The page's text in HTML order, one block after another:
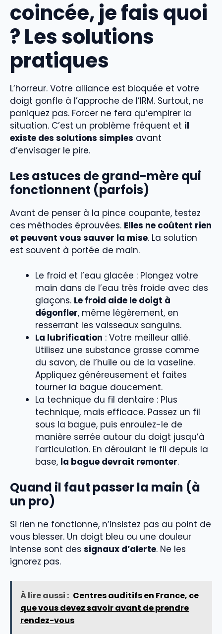
coincée, je fais quoi
? Les solutions
pratiques
L’horreur. Votre alliance est bloquée et votre
doigt gonfle à l’approche de l’IRM. Surtout, ne
paniquez pas. Forcer ne fera qu’empirer la
situation. C’est un problème fréquent et il
existe des solutions simples avant
d’envisager le pire.
Les astuces de grand-mère qui
fonctionnent (parfois)
Avant de penser à la pince coupante, testez
ces méthodes éprouvées. Elles ne coûtent rien
et peuvent vous sauver la mise. La solution
est souvent à portée de main.
Le froid et l’eau glacée : Plongez votre
main dans de l’eau très froide avec des
glaçons. Le froid aide le doigt à
dégonfler, même légèrement, en
resserrant les vaisseaux sanguins.
La lubrification : Votre meilleur allié.
Utilisez une substance grasse comme
du savon, de l’huile ou de la vaseline.
Appliquez généreusement et faites
tourner la bague doucement.
La technique du fil dentaire : Plus
technique, mais efficace. Passez un fil
sous la bague, puis enroulez-le de
manière serrée autour du doigt jusqu’à
l’articulation. En déroulant le fil depuis la
base, la bague devrait remonter.
Quand il faut passer la main (à
un pro)
Si rien ne fonctionne, n’insistez pas au point de
vous blesser. Un doigt bleu ou une douleur
intense sont des signaux d’alerte. Ne les
ignorez pas.
À lire aussi : Centres auditifs en France, ce
que vous devez savoir avant de prendre
rendez-vous